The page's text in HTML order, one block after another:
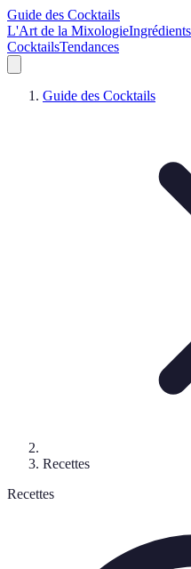
Guide des Cocktails
L'Art de la Mixologie
CocktailsTendances
Guide des Cocktails
Recettes
Recettes